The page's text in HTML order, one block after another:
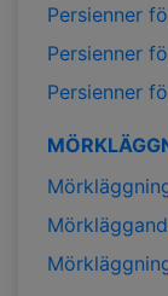
Persienner
Persienner
Persienner